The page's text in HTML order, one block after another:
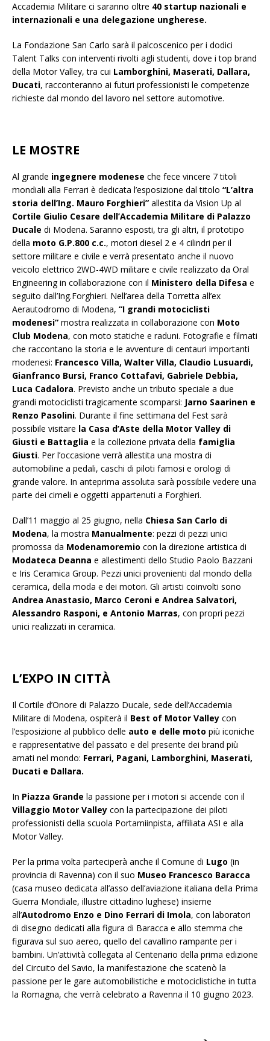
Accademia Militare ci saranno oltre 40 startup nazionali e
internazionali e una delegazione ungherese.
La Fondazione San Carlo sarà il palcoscenico per i dodici
Talent Talks con interventi rivolti agli studenti, dove i top brand
della Motor Valley, tra cui Lamborghini, Maserati, Dallara,
Ducati, racconteranno ai futuri professionisti le competenze
richieste dal mondo del lavoro nel settore automotive.
LE MOSTRE
Al grande ingegnere modenese che fece vincere 7 titoli
mondiali alla Ferrari è dedicata l’esposizione dal titolo “L’altra
storia dell’Ing. Mauro Forghieri” allestita da Vision Up al
Cortile Giulio Cesare dell’Accademia Militare di Palazzo
Ducale di Modena. Saranno esposti, tra gli altri, il prototipo
della moto G.P.800 c.c., motori diesel 2 e 4 cilindri per il
settore militare e civile e verrà presentato anche il nuovo
veicolo elettrico 2WD-4WD militare e civile realizzato da Oral
Engineering in collaborazione con il Ministero della Difesa e
seguito dall’Ing.Forghieri. Nell’area della Torretta all’ex
Aerautodromo di Modena, “I grandi motociclisti
modenesi” mostra realizzata in collaborazione con Moto
Club Modena, con moto statiche e raduni. Fotografie e filmati
che raccontano la storia e le avventure di centauri importanti
modenesi: Francesco Villa, Walter Villa, Claudio Lusuardi,
Gianfranco Bursi, Franco Cottafavi, Gabriele Debbia,
Luca Cadalora. Previsto anche un tributo speciale a due
grandi motociclisti tragicamente scomparsi: Jarno Saarinen e
Renzo Pasolini. Durante il fine settimana del Fest sarà
possibile visitare la Casa d’Aste della Motor Valley di
Giusti e Battaglia e la collezione privata della famiglia
Giusti. Per l’occasione verrà allestita una mostra di
automobiline a pedali, caschi di piloti famosi e orologi di
grande valore. In anteprima assoluta sarà possibile vedere una
parte dei cimeli e oggetti appartenuti a Forghieri.
Dall’11 maggio al 25 giugno, nella Chiesa San Carlo di
Modena, la mostra Manualmente: pezzi di pezzi unici
promossa da Modenamoremio con la direzione artistica di
Modateca Deanna e allestimenti dello Studio Paolo Bazzani
e Iris Ceramica Group. Pezzi unici provenienti dal mondo della
ceramica, della moda e dei motori. Gli artisti coinvolti sono
Andrea Anastasio, Marco Ceroni e Andrea Salvatori,
Alessandro Rasponi, e Antonio Marras, con propri pezzi
unici realizzati in ceramica.
L’EXPO IN CITTÀ
Il Cortile d’Onore di Palazzo Ducale, sede dell’Accademia
Militare di Modena, ospiterà il Best of Motor Valley con
l’esposizione al pubblico delle auto e delle moto più iconiche
e rappresentative del passato e del presente dei brand più
amati nel mondo: Ferrari, Pagani, Lamborghini, Maserati,
Ducati e Dallara.
In Piazza Grande la passione per i motori si accende con il
Villaggio Motor Valley con la partecipazione dei piloti
professionisti della scuola Portamiinpista, affiliata ASI e alla
Motor Valley.
Per la prima volta parteciperà anche il Comune di Lugo (in
provincia di Ravenna) con il suo Museo Francesco Baracca
(casa museo dedicata all’asso dell’aviazione italiana della Prima
Guerra Mondiale, illustre cittadino lughese) insieme
all’Autodromo Enzo e Dino Ferrari di Imola, con laboratori
di disegno dedicati alla figura di Baracca e allo stemma che
figurava sul suo aereo, quello del cavallino rampante per i
bambini. Un’attività collegata al Centenario della prima edizione
del Circuito del Savio, la manifestazione che scatenò la
passione per le gare automobilistiche e motociclistiche in tutta
la Romagna, che verrà celebrato a Ravenna il 10 giugno 2023.